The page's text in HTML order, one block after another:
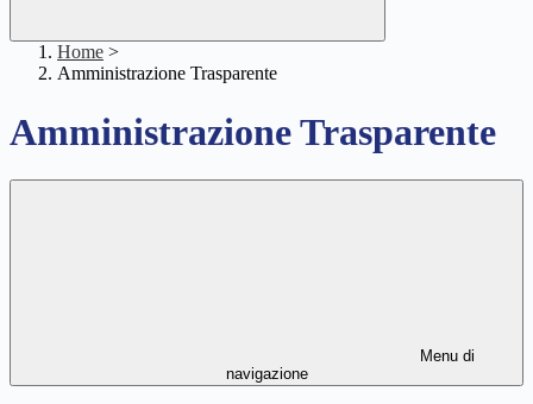
Home >
Amministrazione Trasparente
Amministrazione Trasparente
Menu di
navigazione